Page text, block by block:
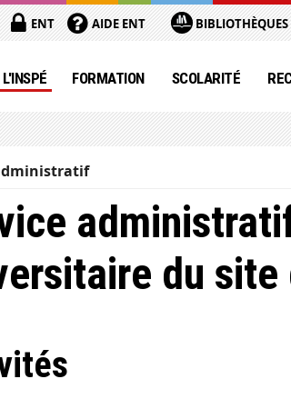
ENT AIDE ENT BIBLIOTHÈQUES
L'INSPÉ FORMATION SCOLARITÉ
du site